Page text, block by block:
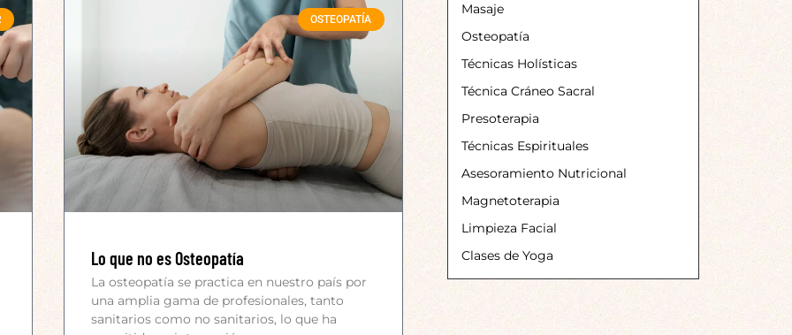
OSTEOPATÍA
Lo que no es Osteopatía
La osteopatía se practica en nuestro país por
una amplia gama de profesionales, tanto
sanitarios como no sanitarios, lo que ha
Masaje
Osteopatía
Técnicas Holísticas
Técnica Cráneo Sacral
Presoterapia
Técnicas Espirituales
Asesoramiento Nutricional
Magnetoterapia
Limpieza Facial
Clases de Yoga